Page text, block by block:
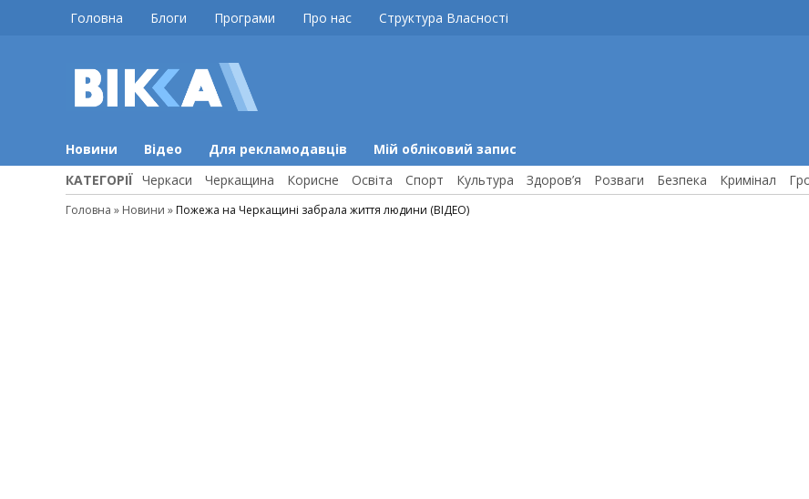
Головна Блоги Програми Про нас Структура Власності
Новини Відео Для рекламодавців Мій обліковий запис
КАТЕГОРІЇ Черкаси Черкащина Корисне Освіта Спорт Культура Здоров’я Розваги Безпека Кримінал
Головна » Новини » Пожежа на Черкащині забрала життя людини (ВІДЕО)